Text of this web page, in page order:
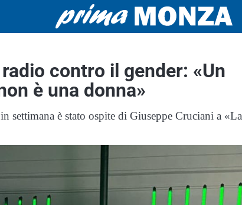
contro il gender: «Un
è una donna»
settimana è stato ospite di Giuseppe Cruciani a «La